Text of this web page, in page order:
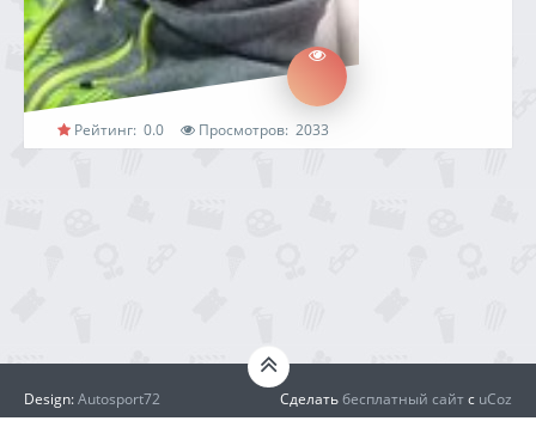
Рейтинг: 0.0 Просмотров: 2033
Design:Autosport72 Сделатьбесплатный сайтс uCoz